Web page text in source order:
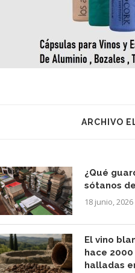
ARCHIVO
¿Qué
sótanos
18 junio, 2026
El vino
hace
halladas